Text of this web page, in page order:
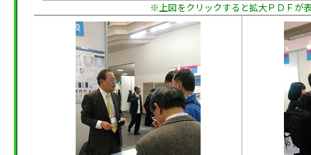
※上図をクリックすると拡大ＰＤＦが